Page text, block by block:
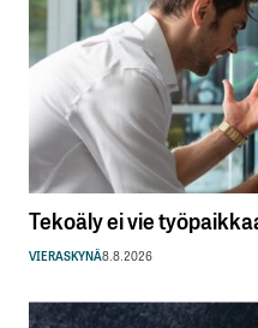
Tekoäly ei vie
VIERASKYNÄ8.8.2026